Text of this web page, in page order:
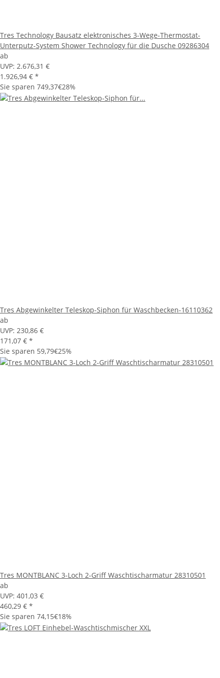
Tres Technology Bausatz elektronisches 3-Wege-Thermostat-
Unterputz-System Shower Technology für die Dusche 09286304
ab
UVP: 2.676,31 €
1.926,94 € *
Sie sparen 749,37€28%
Tres Abgewinkelter Teleskop-Siphon für Waschbecken-16110362
ab
UVP: 230,86 €
171,07 € *
Sie sparen 59,79€25%
Tres MONTBLANC 3-Loch 2-Griff Waschtischarmatur 28310501
ab
UVP: 401,03 €
460,29 € *
Sie sparen 74,15€18%